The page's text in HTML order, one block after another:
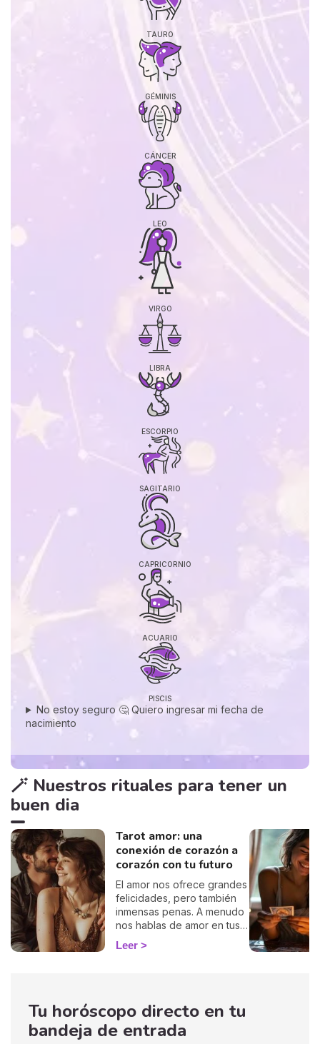
TAURO
GÉMINIS
CÁNCER
LEO
VIRGO
LIBRA
ESCORPIO
SAGITARIO
CAPRICORNIO
ACUARIO
PISCIS
No estoy seguro 🤔 Quiero ingresar mi fecha de
nacimiento
🪄 Nuestros rituales para tener un
buen dia
Tarot amor: una
conexión de corazón a
corazón con tu futuro
El amor nos ofrece grandes
felicidades, pero también
inmensas penas. A menudo
nos hablas de amor en tus
mensajes, nos haces
preguntas, tienes ganas de
Lectura de tarot amoroso,
compatibilidad, consejos...
aquí encontrarás todo, ¡que
Leer
Tu horóscopo directo en tu
bandeja de entrada